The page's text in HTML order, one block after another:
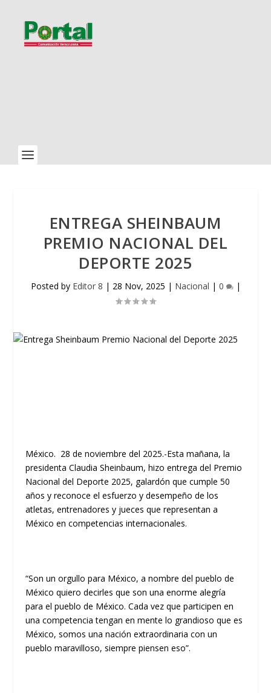
ENTREGA SHEINBAUM
PREMIO NACIONAL DEL
DEPORTE 2025
Posted by Editor 8 | 28 Nov, 2025 | Nacional | 0 |
México. 28 de noviembre del 2025.-Esta mañana, la
presidenta Claudia Sheinbaum, hizo entrega del Premio
Nacional del Deporte 2025, galardón que cumple 50
años y reconoce el esfuerzo y desempeño de los
atletas, entrenadores y jueces que representan a
México en competencias internacionales.
“Son un orgullo para México, a nombre del pueblo de
México quiero decirles que son una enorme alegría
para el pueblo de México. Cada vez que participen en
una competencia tengan en mente lo grandioso que es
México, somos una nación extraordinaria con un
pueblo maravilloso, siempre piensen eso”.